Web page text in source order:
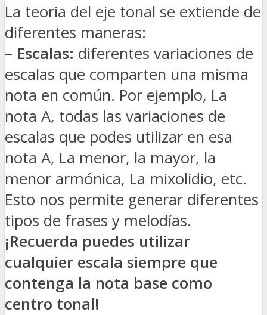
La teoria del eje tonal se extiende de
diferentes maneras:
– Escalas: diferentes variaciones de
escalas que comparten una misma
nota en común. Por ejemplo, La
nota A, todas las variaciones de
escalas que podes utilizar en esa
nota A, La menor, la mayor, la
menor armónica, La mixolidio, etc.
Esto nos permite generar diferentes
tipos de frases y melodías.
¡Recuerda puedes utilizar
cualquier escala siempre que
contenga la nota base como
centro tonal!